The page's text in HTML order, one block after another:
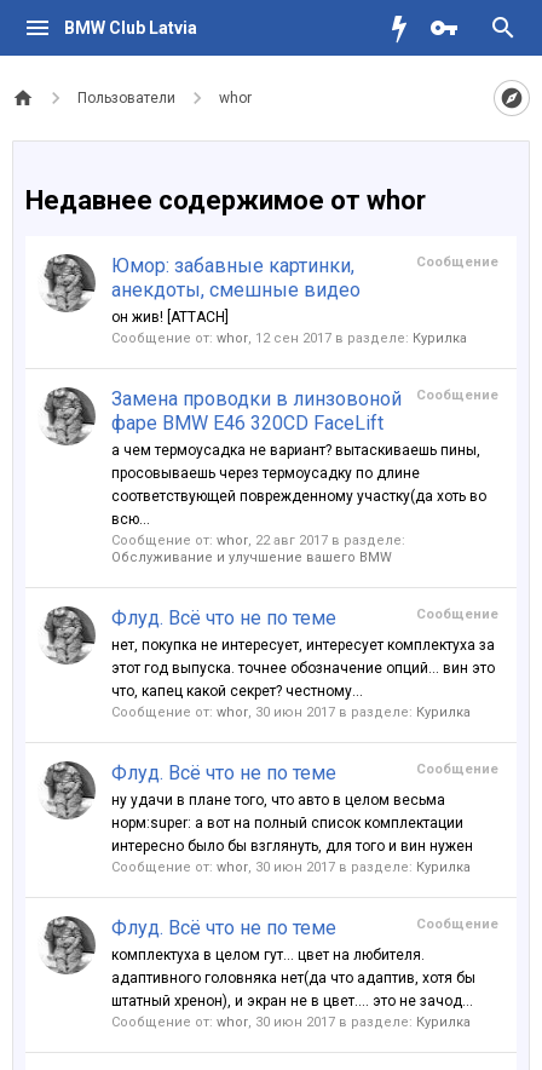
BMW Club Latvia
Пользователи whor
Недавнее содержимое от whor
Сообщение
Юмор: забавные картинки,
анекдоты, смешные видео
он жив! [ATTACH]
Сообщение от: whor, 12 сен 2017 в разделе: Курилка
Сообщение
Замена проводки в линзовоной
фаре BMW E46 320CD FaceLift
а чем термоусадка не вариант? вытаскиваешь пины,
просовываешь через термоусадку по длине
соответствующей поврежденному участку(да хоть во
всю...
Сообщение от: whor, 22 авг 2017 в разделе:
Обслуживание и улучшение вашего BMW
Сообщение
Флуд. Всё что не по теме
нет, покупка не интересует, интересует комплектуха за
этот год выпуска. точнее обозначение опций... вин это
что, капец какой секрет? честному...
Сообщение от: whor, 30 июн 2017 в разделе: Курилка
Сообщение
Флуд. Всё что не по теме
ну удачи в плане того, что авто в целом весьма
норм:super: а вот на полный список комплектации
интересно было бы взглянуть, для того и вин нужен
Сообщение от: whor, 30 июн 2017 в разделе: Курилка
Сообщение
Флуд. Всё что не по теме
комплектуха в целом гут... цвет на любителя.
адаптивного головняка нет(да что адаптив, хотя бы
штатный хренон), и экран не в цвет.... это не зачод...
Сообщение от: whor, 30 июн 2017 в разделе: Курилка